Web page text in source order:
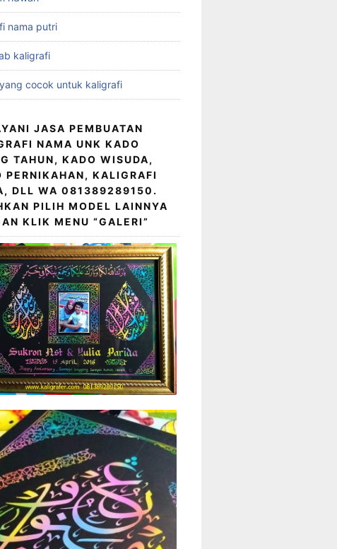
nama putri
kaligrafi
cocok untuk kaligrafi
JASA PEMBUATAN
NAMA UNK KADO
TAHUN, KADO WISUDA,
PERNIKAHAN, KALIGRAFI
DLL WA 081389289150.
PILIH MODEL LAINNYA
KLIK MENU “GALERI”